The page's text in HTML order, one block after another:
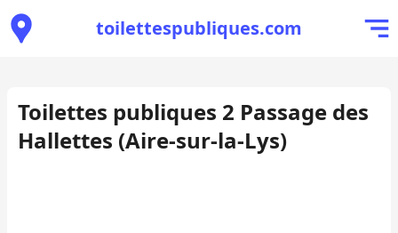
toilettespubliques.com
Toilettes publiques 2 Passage des
Hallettes (Aire-sur-la-Lys)